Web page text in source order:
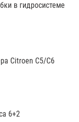
в гидросистеме
Citroen C5/C6
6+2